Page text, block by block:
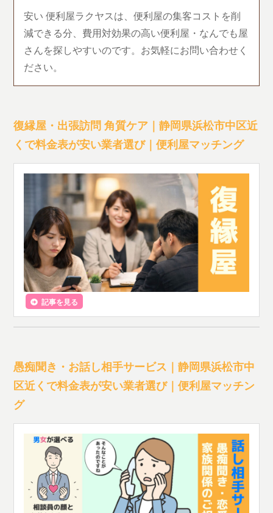
安い 便利屋ラクヤスは、便利屋の集客コストを削
減できる分、費用対効果の高い便利屋・なんでも屋
さんを探しやすいのです。お気軽にお問い合わせく
ださい。
復縁屋・出張訪問 角質ケア｜静岡県浜松市中区近
くで料金表が安い業者選び｜便利屋マッチング
記事を見る
愚痴聞き・お話し相手サービス｜静岡県浜松市中
区近くで料金表が安い業者選び｜便利屋マッチン
グ